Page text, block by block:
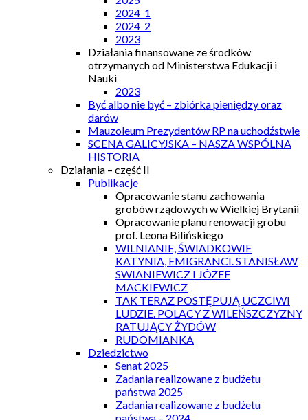
2024_1
2024_2
2023
Działania finansowane ze środków
otrzymanych od Ministerstwa Edukacji i
Nauki
2023
Być albo nie być – zbiórka pieniędzy oraz
darów
Mauzoleum Prezydentów RP na uchodźstwie
SCENA GALICYJSKA – NASZA WSPÓLNA
HISTORIA
Działania – część II
Publikacje
Opracowanie stanu zachowania
grobów rządowych w Wielkiej Brytanii
Opracowanie planu renowacji grobu
prof. Leona Bilińskiego
WILNIANIE, ŚWIADKOWIE
KATYNIA, EMIGRANCI. STANISŁAW
SWIANIEWICZ I JÓZEF
MACKIEWICZ
TAK TERAZ POSTĘPUJĄ UCZCIWI
LUDZIE. POLACY Z WILEŃSZCZYZNY
RATUJĄCY ŻYDÓW
RUDOMIANKA
Dziedzictwo
Senat 2025
Zadania realizowane z budżetu
państwa 2025
Zadania realizowane z budżetu